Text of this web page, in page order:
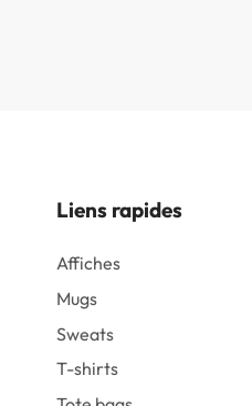
Liens rapides
Affiches
Mugs
Sweats
T-shirts